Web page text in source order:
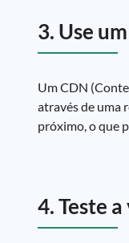
3. Use
Um CDN
através de uma
próximo, o que
4. Teste